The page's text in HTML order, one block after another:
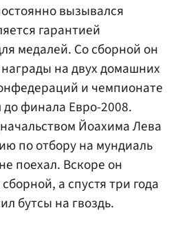
вызывался
гарантией
медалей. Со сборной он
на двух домашних
и чемпионате
финала Евро-2008.
Йоахима Лева
по отбору на мундиаль
поехал. Вскоре он
а спустя три года
бутсы на гвоздь.